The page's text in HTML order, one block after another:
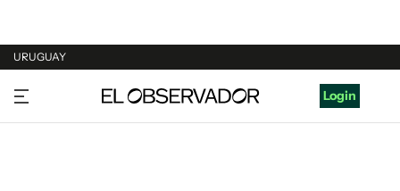
URUGUAY
URUGUAY
ARGENTINA
Login